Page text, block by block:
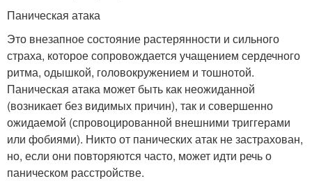
Паническая атака
Это внезапное состояние растерянности и сильного
страха, которое сопровождается учащением сердечного
ритма, одышкой, головокружением и тошнотой.
Паническая атака может быть как неожиданной
(возникает без видимых причин), так и совершенно
ожидаемой (спровоцированной внешними триггерами
или фобиями). Никто от панических атак не застрахован,
но, если они повторяются часто, может идти речь о
паническом расстройстве.